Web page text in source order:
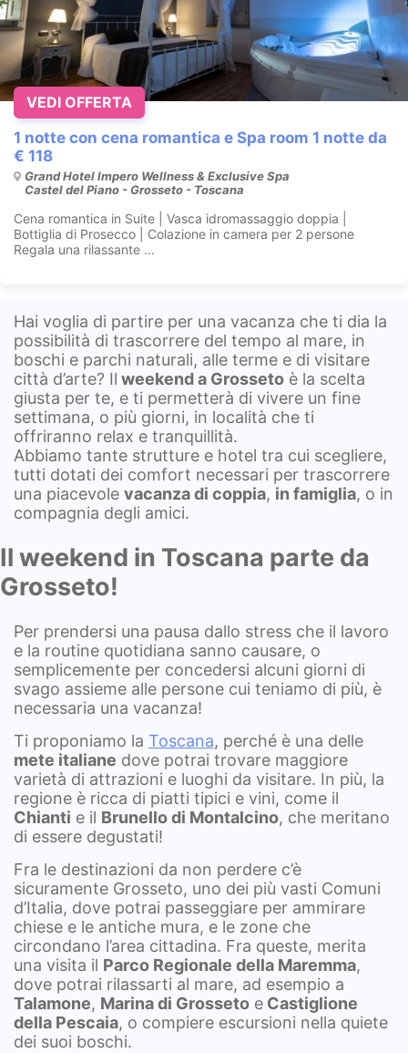
1 notte con cena romantica e Spa room 1 notte da
€ 118
Grand Hotel Impero Wellness & Exclusive Spa
Castel del Piano - Grosseto - Toscana
Cena romantica in Suite | Vasca idromassaggio doppia |
Bottiglia di Prosecco | Colazione in camera per 2 persone
Regala una rilassante ...
VEDI OFFERTA
Hai voglia di partire per una vacanza che ti dia la
possibilità di trascorrere del tempo al mare, in
boschi e parchi naturali, alle terme e di visitare
città d’arte? Il weekend a Grosseto è la scelta
giusta per te, e ti permetterà di vivere un fine
settimana, o più giorni, in località che ti
offriranno relax e tranquillità.
Abbiamo tante strutture e hotel tra cui scegliere,
tutti dotati dei comfort necessari per trascorrere
una piacevole vacanza di coppia, in famiglia, o in
compagnia degli amici.
Il weekend in Toscana parte da
Grosseto!
Per prendersi una pausa dallo stress che il lavoro
e la routine quotidiana sanno causare, o
semplicemente per concedersi alcuni giorni di
svago assieme alle persone cui teniamo di più, è
necessaria una vacanza!
Ti proponiamo la Toscana, perché è una delle
mete italiane dove potrai trovare maggiore
varietà di attrazioni e luoghi da visitare. In più, la
regione è ricca di piatti tipici e vini, come il
Chianti e il Brunello di Montalcino, che meritano
di essere degustati!
Fra le destinazioni da non perdere c’è
sicuramente Grosseto, uno dei più vasti Comuni
d’Italia, dove potrai passeggiare per ammirare
chiese e le antiche mura, e le zone che
circondano l’area cittadina. Fra queste, merita
una visita il Parco Regionale della Maremma,
dove potrai rilassarti al mare, ad esempio a
Talamone, Marina di Grosseto e Castiglione
della Pescaia, o compiere escursioni nella quiete
dei suoi boschi.